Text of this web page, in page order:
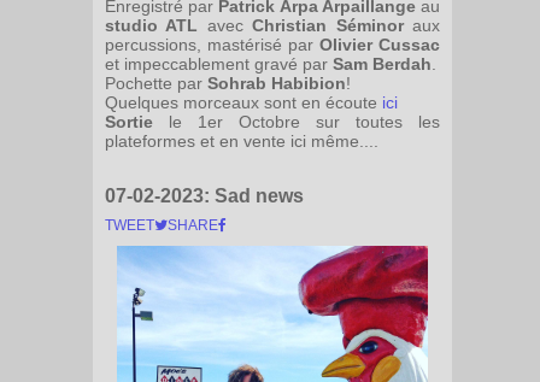
Enregistré par Patrick Arpa Arpaillangeau
studio ATL avecChristian Séminoraux
percussions, mastérisé par Olivier Cussac
et impeccablement gravé par Sam Berdah
Pochette par Sohrab Habibion!
Quelques morceaux sont en écoute ici
Sortie le 1er Octobre sur toutes les
plateformes et en vente ici même....
07-02-2023: Sad news
TWEET SHARE